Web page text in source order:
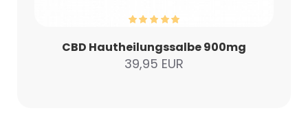
CBD Hautheilungssalbe 900mg
39,95 EUR